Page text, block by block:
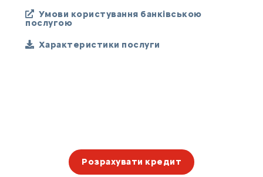
Умови користування банківською
послугою
Характеристики послуги
Розрахувати кредит